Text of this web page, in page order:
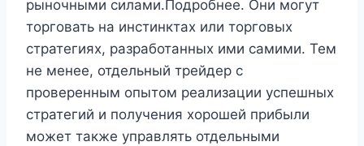
рыночными силами.Подробнее. Они могут
торговать на инстинктах или торговых
стратегиях, разработанных ими самими. Тем
не менее, отдельный трейдер с
проверенным опытом реализации успешных
стратегий и получения хорошей прибыли
может также управлять отдельными